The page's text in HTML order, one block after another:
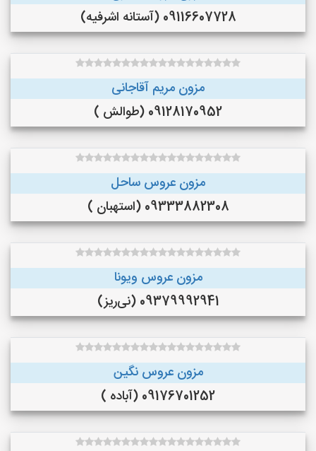
09116607728 (آستانه اشرفیه)
مزون مریم آقاجانی
09128170952 (طوالش )
مزون عروس ساحل
09333882308 (استهبان )
مزون عروس ویونا
09379992941 (نی‌ریز)
مزون عروس نگین
09176701252 (آباده )